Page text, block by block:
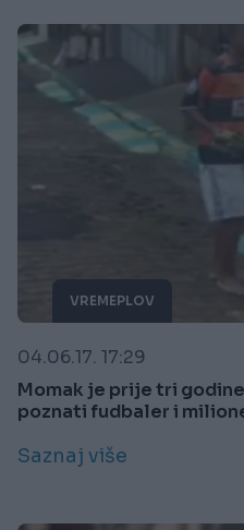
VREMEPLOV
04.06.17. 17:29
Momak je prije tri
poznati fudbaler i
Saznaj više